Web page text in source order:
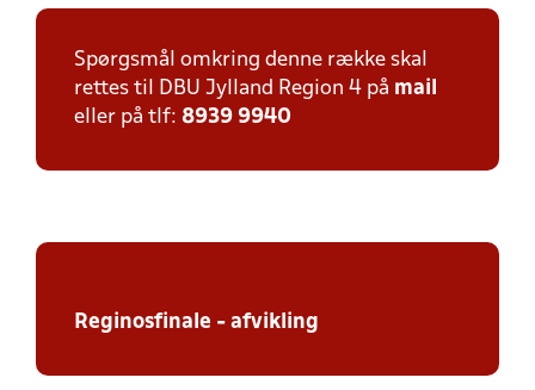
Spørgsmål omkring denne række skal
rettes til DBU Jylland Region 4 på mail
eller på tlf: 8939 9940
Reginosfinale - afvikling